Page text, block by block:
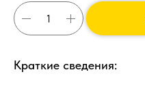
Краткие сведения: